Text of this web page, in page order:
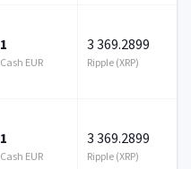
1
Cash EUR
3 369.2899
Ripple (XRP)
1
Cash EUR
3 369.2899
Ripple (XRP)